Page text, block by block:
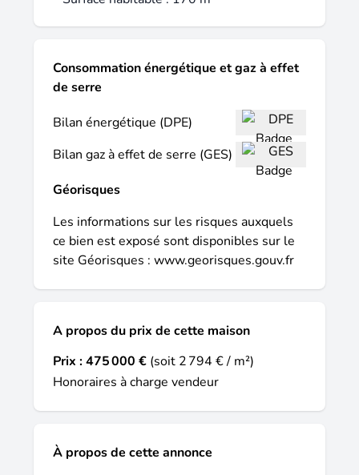
77 02 63, E-mail :
stephane.pelletier@safti.fr - EI - Agent
Rennes sous le numéro 419214937.
Consommation énergétique et gaz à effet
de serre
Bilan énergétique (DPE)
Bilan gaz à effet de serre (GES)
Géorisques
Les informations sur les risques auxquels
ce bien est exposé sont disponibles sur le
site Géorisques : www.georisques.gouv.fr
A propos du prix de cette maison
Prix :475 000 € (soit 2 794 € / m²)
Honoraires à charge vendeur
À propos de cette annonce